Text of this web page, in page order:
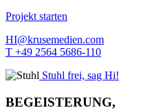
Projekt starten
HI@krusemedien.com
T +49 2564 5686-110
Stuhl frei, sag Hi!
BEGEISTERUNG,